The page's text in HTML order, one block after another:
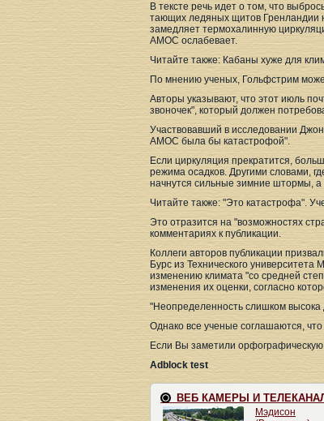
В тексте речь идет о том, что
тающих ледяных щитов Гренландии
замедляет термохалинную
AMOC ослабевает.
Читайте также: Кабаны хуже для
По мнению ученых, Гольфстрим
Авторы указывают, что этот июль
звоночек", который должен
Участвовавший в исследовании
АMOC была бы катастрофой".
Если циркуляция прекратится,
режима осадков. Другими словами,
начнутся сильные зимние штормы, а
Читайте также: "Это катастрофа".
Это отразится на "возможностях
комментариях к публикации.
Коллеги авторов публикации
Бурс из Технического
изменению климата "со средней
изменения их оценки, согласно
"Неопределенность слишком
Однако все ученые соглашаются,
Если Вы заметили
Adblock test